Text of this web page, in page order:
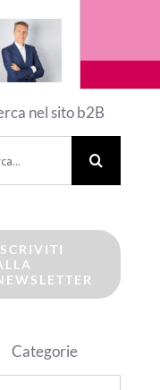
chiude il
2025
con
ricavi
record a
milioni
di euro
la linea
Med
nel sito b2B
Categorie